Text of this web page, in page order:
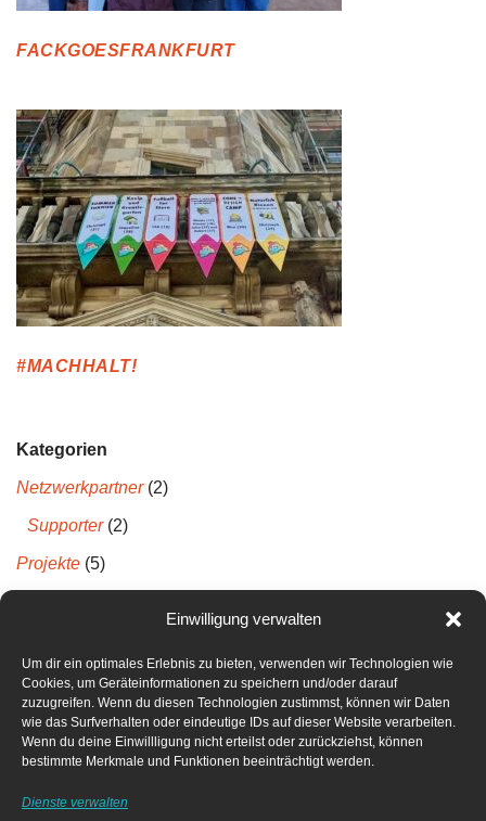
Einwilligung verwalten
Um dir ein optimales Erlebnis zu bieten, verwenden wir Technologien wie
Cookies, um Geräteinformationen zu speichern und/oder darauf
zuzugreifen. Wenn du diesen Technologien zustimmst, können wir Daten
wie das Surfverhalten oder eindeutige IDs auf dieser Website verarbeiten.
Wenn du deine Einwillligung nicht erteilst oder zurückziehst, können
bestimmte Merkmale und Funktionen beeinträchtigt werden.
Dienste verwalten
FACKGOESFRANKFURT
#MACHHALT!
Kategorien
Netzwerkpartner(2)
Supporter(2)
Projekte (5)
Neueste Kommentare
Archiv